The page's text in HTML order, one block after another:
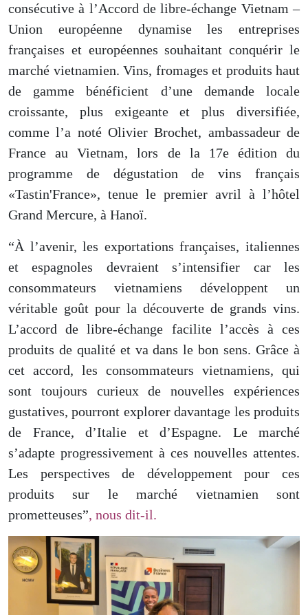
consécutive à l’Accord de libre-échange Vietnam –
Union européenne dynamise les entreprises
françaises et européennes souhaitant conquérir le
marché vietnamien. Vins, fromages et produits haut
de gamme bénéficient d’une demande locale
croissante, plus exigeante etplusdiversifiée,
commel’a noté Olivier Brochet, ambassadeur de
France au Vietnam, lors de la 17e édition du
programme de dégustation de vins français
«Tastin'France», tenue le premier avril à l’hôtel
Grand Mercure, à Hanoï.
“À l’avenir, les exportations françaises, italiennes
et espagnoles devraient s’intensifier car les
consommateurs vietnamiens développent un
véritable goût pour la découverte de grands vins.
L’accord de libre-échange facilite l’accès à ces
produits de qualité et va dans le bon sens. Grâce à
cet accord, les consommateurs vietnamiens, qui
sont toujours curieux de nouvelles expériences
gustatives, pourront explorer davantage les produits
de France, d’Italie et d’Espagne. Le marché
s’adapte progressivement à ces nouvelles attentes.
Les perspectives de développement pour ces
produits sur le marché vietnamien sont
prometteuses”, nous dit-il.